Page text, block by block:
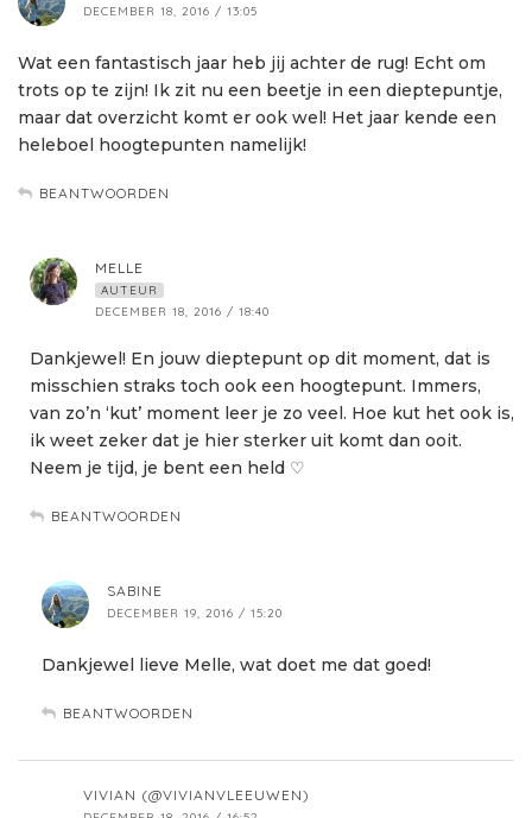
DECEMBER 18, 2016 / 13:05
Wat een fantastisch jaar heb jij achter de rug! Echt om
trots op te zijn! Ik zit nu een beetje in een dieptepuntje,
maar dat overzicht komt er ook wel! Het jaar kende een
heleboel hoogtepunten namelijk!
BEANTWOORDEN
MELLE
AUTEUR
DECEMBER 18, 2016 / 18:40
Dankjewel! En jouw dieptepunt op dit moment, dat is
misschien straks toch ook een hoogtepunt. Immers,
van zo’n ‘kut’ moment leer je zo veel. Hoe kut het ook is,
ik weet zeker dat je hier sterker uit komt dan ooit.
Neem je tijd, je bent een held ♡
BEANTWOORDEN
SABINE
DECEMBER 19, 2016 / 15:20
Dankjewel lieve Melle, wat doet me dat goed!
BEANTWOORDEN
VIVIAN (@VIVIANVLEEUWEN)